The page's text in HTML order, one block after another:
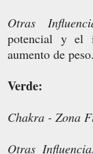
Otras
potencial y el
aumento de peso.
Verde:
Chakra - Zona
Otras